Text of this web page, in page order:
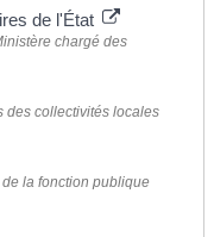
de l'État
chargé des
des collectivités locales
la fonction publique